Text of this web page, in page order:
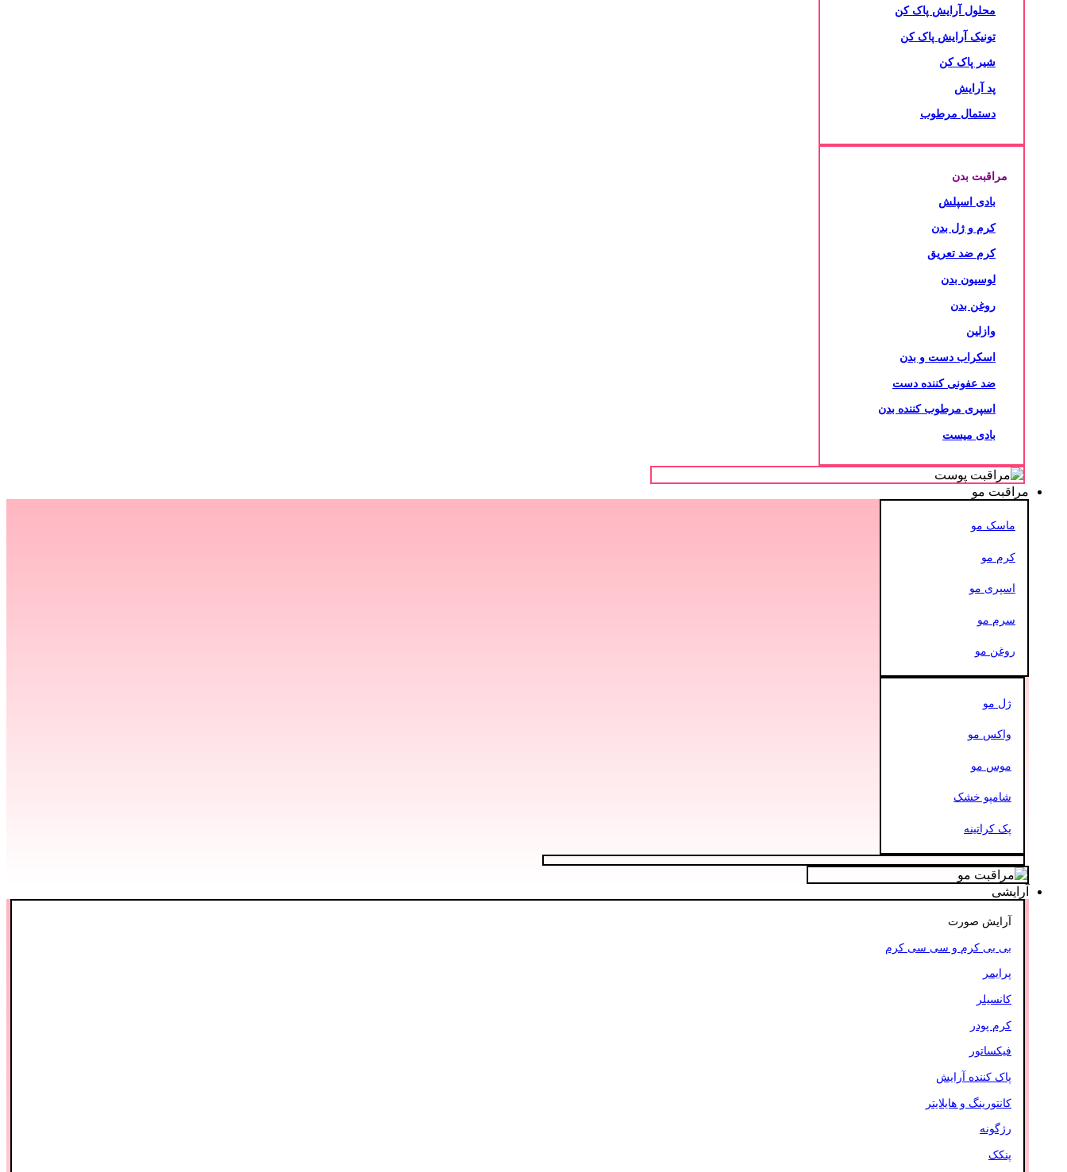
محلول آرایش پاک کن
تونیک آرایش پاک کن
شیر پاک کن
پد آرایش
دستمال مرطوب
مراقبت بدن
بادی اسپلش
کرم و ژل بدن
کرم ضد تعریق
لوسیون بدن
روغن بدن
وازلین
اسکراب دست و بدن
ضد عفونی کننده دست
اسپری مرطوب کننده بدن
بادی میست
مراقبت مو
ماسک مو
کرم مو
اسپری مو
سرم مو
روغن مو
ژل مو
واکس مو
موس مو
شامپو خشک
پک کراتینه
آرایشی
آرایش صورت
بی بی کرم و سی سی کرم
پرایمر
کانسیلر
کرم پودر
فیکساتور
پاک کننده آرایش
کانتورینگ و هایلایتر
رژگونه
پنکک